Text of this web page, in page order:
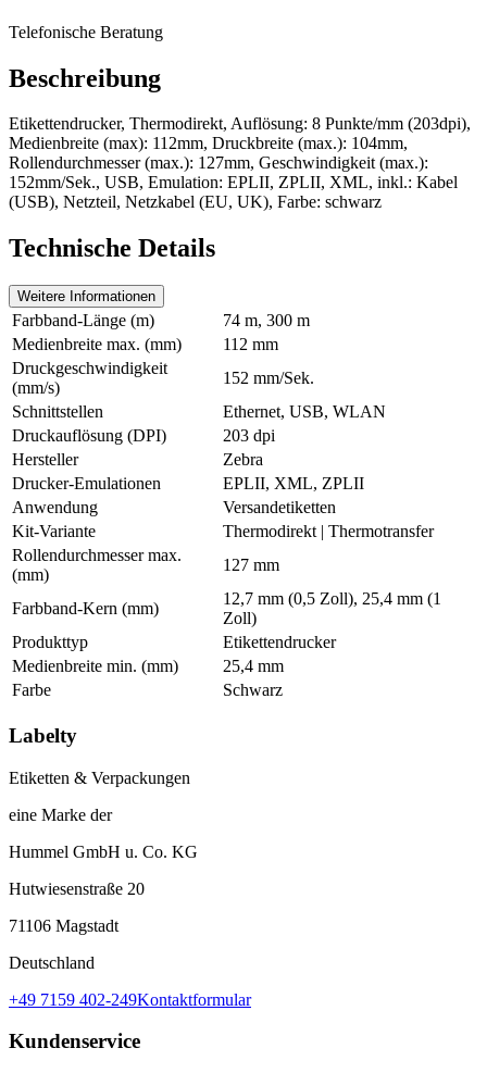
Telefonische Beratung
Beschreibung
Etikettendrucker, Thermodirekt, Auflösung: 8 Punkte/mm (203dpi),
Medienbreite (max): 112mm, Druckbreite (max.): 104mm,
Rollendurchmesser (max.): 127mm, Geschwindigkeit (max.):
152mm/Sek., USB, Emulation: EPLII, ZPLII, XML, inkl.: Kabel
(USB), Netzteil, Netzkabel (EU, UK), Farbe: schwarz
Technische Details
Weitere Informationen
Farbband-Länge (m)
74 m, 300 m
Medienbreite max. (mm)
112 mm
Druckgeschwindigkeit
(mm/s)
152 mm/Sek.
Schnittstellen
Ethernet, USB, WLAN
Druckauflösung (DPI)
203 dpi
Hersteller
Zebra
Drucker-Emulationen
EPLII, XML, ZPLII
Anwendung
Versandetiketten
Kit-Variante
Thermodirekt | Thermotransfer
Rollendurchmesser max.
(mm)
127 mm
Farbband-Kern (mm)
12,7 mm (0,5 Zoll), 25,4 mm (1
Zoll)
Produkttyp
Etikettendrucker
Medienbreite min. (mm)
25,4 mm
Farbe
Schwarz
Labelty
Etiketten & Verpackungen
eine Marke der
Hummel GmbH u. Co. KG
Hutwiesenstraße 20
71106 Magstadt
Deutschland
+49 7159 402-249Kontaktformular
Kundenservice